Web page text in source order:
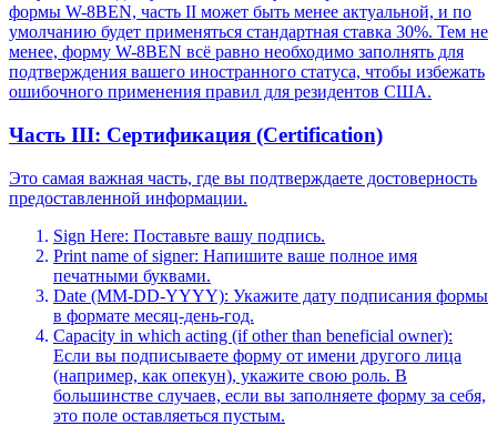
формы W-8BEN, часть II может быть менее актуальной, и по
умолчанию будет применяться стандартная ставка 30%. Тем не
менее, форму W-8BEN всё равно необходимо заполнять для
подтверждения вашего иностранного статуса, чтобы избежать
ошибочного применения правил для резидентов США.
Часть III: Сертификация (Certification)
Это самая важная часть, где вы подтверждаете достоверность
предоставленной информации.
Sign Here: Поставьте вашу подпись.
Print name of signer: Напишите ваше полное имя
печатными буквами.
Date (MM-DD-YYYY): Укажите дату подписания формы
в формате месяц-день-год.
Capacity in which acting (if other than beneficial owner):
Если вы подписываете форму от имени другого лица
(например, как опекун), укажите свою роль. В
большинстве случаев, если вы заполняете форму за себя,
это поле оставляеться пустым.